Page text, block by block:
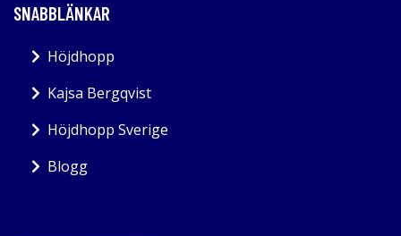
SNABBLÄNKAR
Höjdhopp
Kajsa Bergqvist
Höjdhopp Sverige
Blogg